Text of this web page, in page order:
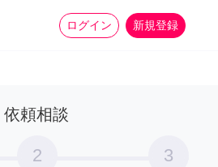
ログイン 新規登録
家事 more_horiz
依頼相談
2 3